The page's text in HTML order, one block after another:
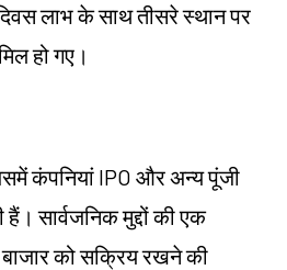
लाभ के साथ तीसरे स्थान पर
हो गए।
कंपनियां IPO और अन्य पूंजी
सार्वजनिक मुद्दों की एक
को सक्रिय रखने की